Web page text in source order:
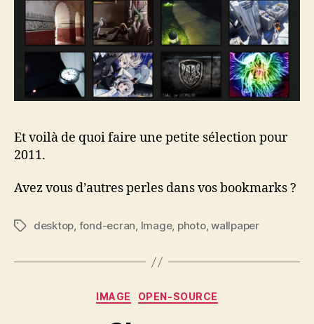
Et voilà de quoi faire une petite sélection pour
2011.
Avez vous d’autres perles dans vos bookmarks ?
Étiquettes
desktop, fond-ecran, Image, photo,wallpaper
Catégories
IMAGE OPEN-SOURCE